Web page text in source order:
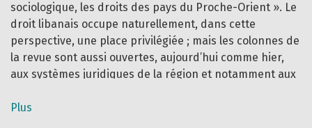
sociologique, les droits des pays du Proche-Orient ». Le
droit libanais occupe naturellement, dans cette
perspective, une place privilégiée ; mais les colonnes de
la revue sont aussi ouvertes, aujourd’hui comme hier,
aux systèmes juridiques de la région et notamment aux
Plus